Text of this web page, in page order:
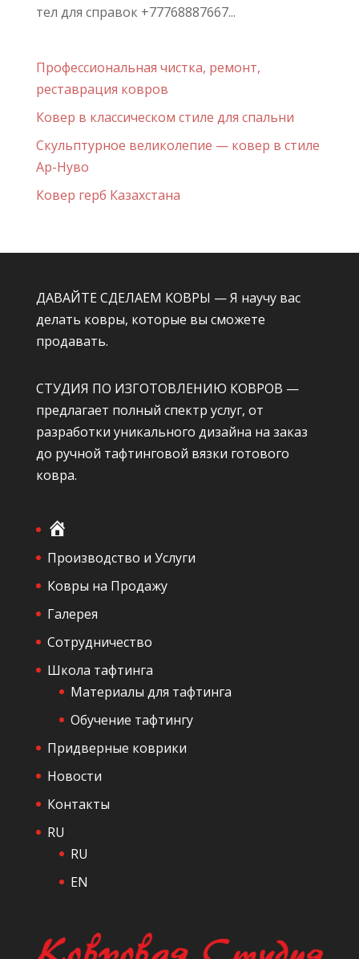
тел для справок +77768887667...
Профессиональная чистка, ремонт,
реставрация ковров
Ковер в классическом стиле для спальни
Скульптурное великолепие — ковер в стиле
Ар-Нуво
Ковер герб Казахстана
ДАВАЙТЕ СДЕЛАЕМ КОВРЫ — Я научу вас
делать ковры, которые вы сможете
продавать.
СТУДИЯ ПО ИЗГОТОВЛЕНИЮ КОВРОВ —
предлагает полный спектр услуг, от
разработки уникального дизайна на заказ
до ручной тафтинговой вязки готового
ковра.
в
н
а
Производство и Услуги
Ковры на Продажу
Галерея
Сотрудничество
Школа тафтинга
Материалы для тафтинга
Обучение тафтингу
Придверные коврики
Новости
Контакты
RU
RU
EN